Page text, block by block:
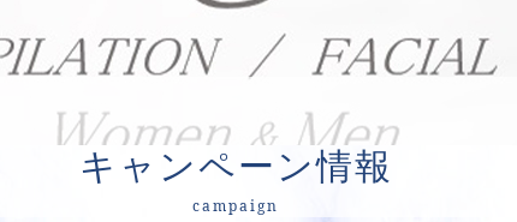
キャンペーン情報
campaign